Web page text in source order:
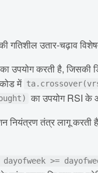
गतिशील उतार-चढ़ाव
उपयोग करती है,
में
का उपयोग RSI के
नियंत्रण तंत्र लागू करती
>=